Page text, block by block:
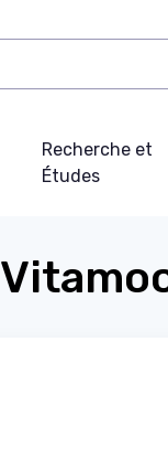
Recherche et
Études